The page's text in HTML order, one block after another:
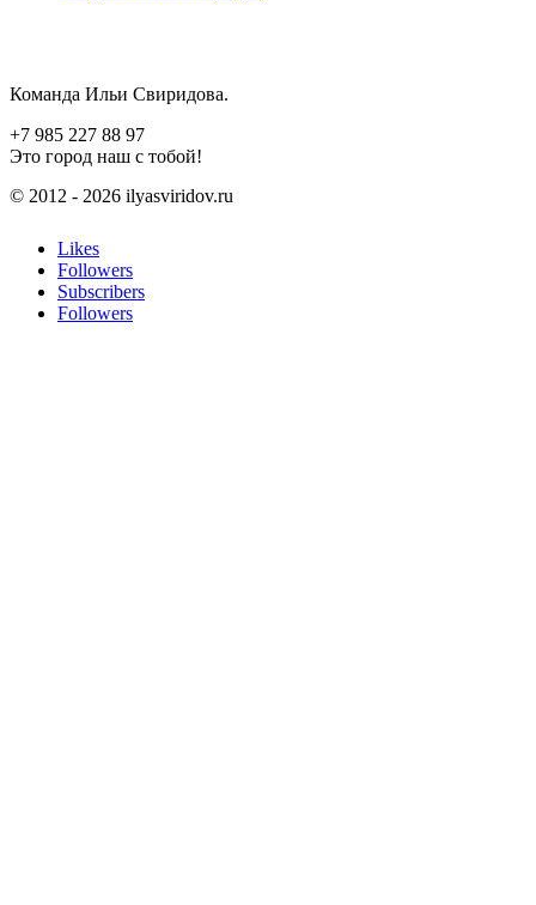
Команда Ильи Свиридова.
+7 985 227 88 97
Это город наш с тобой!
© 2012 - 2026 ilyasviridov.ru
Likes
Followers
Subscribers
Followers